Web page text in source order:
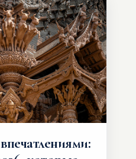
который
совершенно иной